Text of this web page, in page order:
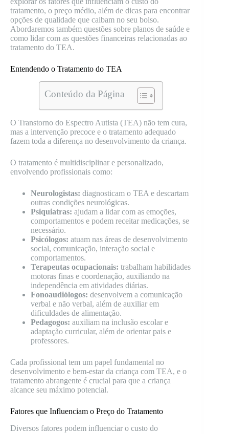
tratamento, o preço médio, além de dicas para encontrar
opções de qualidade que caibam no seu bolso.
Abordaremos também questões sobre planos de saúde e
como lidar com as questões financeiras relacionadas ao
tratamento do TEA.
Entendendo o Tratamento do TEA
Conteúdo da Página
O Transtorno do Espectro Autista (TEA) não tem cura,
mas a intervenção precoce e o tratamento adequado
fazem toda a diferença no desenvolvimento da criança.
O tratamento é multidisciplinar e personalizado,
envolvendo profissionais como:
Neurologistas: diagnosticam o TEA e descartam
outras condições neurológicas.
Psiquiatras: ajudam a lidar com as emoções,
comportamentos e podem receitar medicações, se
necessário.
Psicólogos: atuam nas áreas de desenvolvimento
social, comunicação, interação social e
comportamentos.
Terapeutas ocupacionais: trabalham habilidades
motoras finas e coordenação, auxiliando na
independência em atividades diárias.
Fonoaudiólogos: desenvolvem a comunicação
verbal e não verbal, além de auxiliar em
dificuldades de alimentação.
Pedagogos: auxiliam na inclusão escolar e
adaptação curricular, além de orientar pais e
professores.
Cada profissional tem um papel fundamental no
desenvolvimento e bem-estar da criança com TEA, e o
tratamento abrangente é crucial para que a criança
alcance seu máximo potencial.
Fatores que Influenciam o Preço do Tratamento
Diversos fatores podem influenciar o custo do